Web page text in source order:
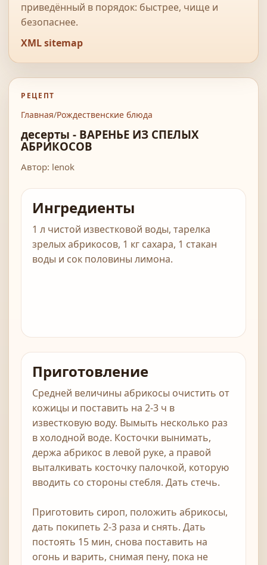
приведённый в порядок: быстрее, чище и
безопаснее.
XML sitemap
РЕЦЕПТ
Главная/Рождественские блюда
десерты - ВАРЕНЬЕ ИЗ СПЕЛЫХ
АБРИКОСОВ
Автор: lenok
Ингредиенты
1 л чистой известковой воды, тарелка
зрелых абрикосов, 1 кг сахара, 1 стакан
воды и сок половины лимона.
Приготовление
Средней величины абрикосы очистить от
кожицы и поставить на 2-3 ч в
известковую воду. Вымыть несколько раз
в холодной воде. Косточки вынимать,
держа абрикос в левой руке, а правой
выталкивать косточку палочкой, которую
вводить со стороны стебля. Дать стечь.
Приготовить сироп, положить абрикосы,
дать покипеть 2-3 раза и снять. Дать
постоять 15 мин, снова поставить на
огонь и варить, снимая пену, пока не